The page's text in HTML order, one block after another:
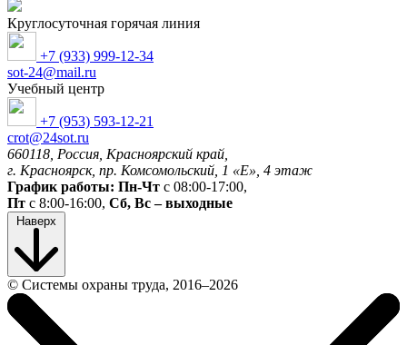
Круглосуточная горячая линия
+7 (933) 999-12-34
sot-24@mail.ru
Учебный центр
+7 (953) 593-12-21
crot@24sot.ru
660118, Россия, Красноярский край,
г. Красноярск, пр. Комсомольский, 1 «Е», 4 этаж
График работы: Пн-Чт с 08:00-17:00,
Пт с 8:00-16:00, Сб, Вс – выходные
Наверх
© Системы охраны труда, 2016‒2026